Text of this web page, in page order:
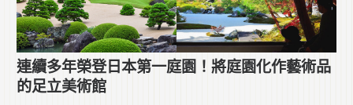
連續多年榮登日本第一庭園！將庭園化作藝術品
的足立美術館